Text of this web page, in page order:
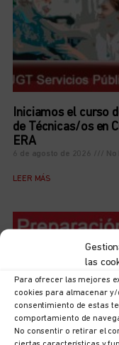
las
Para ofrecer las mejores
cookies para almacenar
consentimiento de estas
comportamiento de
No consentir o retirar el
Iniciamos el curso
de Técnicas/os en
ERA
6 de agosto de 2026
LEER MÁS